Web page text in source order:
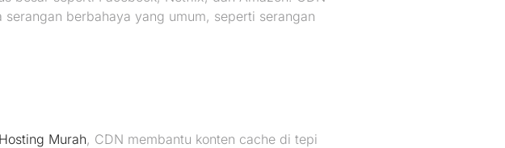
berbahaya yang umum, seperti serangan
Murah, CDN membantu konten cache di tepi